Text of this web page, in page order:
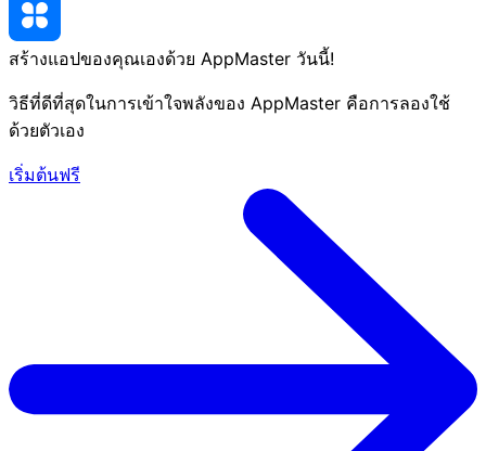
สร้างแอปของคุณเองด้วย AppMaster วันนี้!
วิธีที่ดีที่สุดในการเข้าใจพลังของ AppMaster คือการลองใช้
ด้วยตัวเอง
เริ่มต้นฟรี